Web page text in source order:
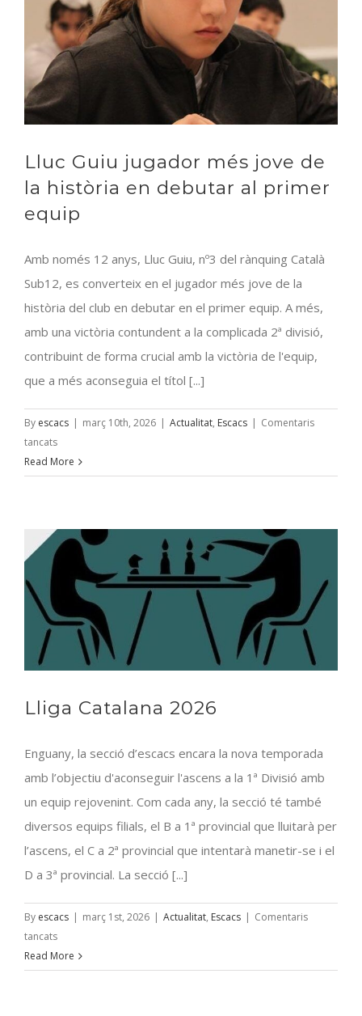
Barberà
Lluc Guiu jugador més jove de
la història en debutar al primer
equip
Amb només 12 anys, Lluc Guiu, nº3 del rànquing Català
Sub12, es converteix en el jugador més jove de la
història del club en debutar en el primer equip. A més,
amb una victòria contundent a la complicada 2ª divisió,
contribuint de forma crucial amb la victòria de l'equip,
que a més aconseguia el títol [...]
By escacs | març 10th, 2026 | Actualitat, Escacs | Comentaris
tancatsa
Lluc
Guiu
jove
història
en
debutar
primer
Read More
Lliga Catalana 2026
Enguany, la secció d’escacs encara la nova temporada
amb l’objectiu d'aconseguir l'ascens a la 1ª Divisió amb
un equip rejovenint. Com cada any, la secció té també
diversos equips filials, el B a 1ª provincial que lluitarà per
l’ascens, el C a 2ª provincial que intentarà manetir-se i el
D a 3ª provincial. La secció [...]
By escacs març 1st, 2026 Actualitat, Escacs
Comentaris
tancatsa
Lliga
Catalana
Read More